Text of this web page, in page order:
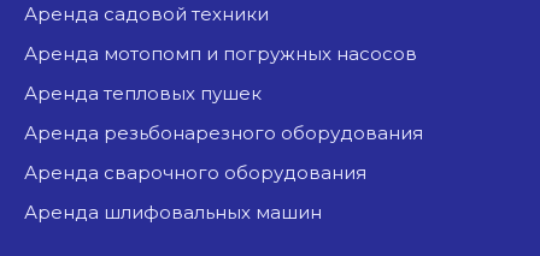
аренда садовой техники
аренда мотопомп и погружных насосов
аренда тепловых пушек
аренда резьбонарезного оборудования
аренда сварочного оборудования
аренда шлифовальных машин